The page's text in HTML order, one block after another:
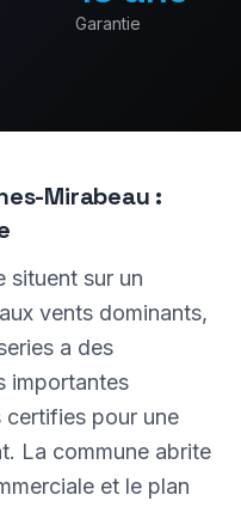
Garantie
Mirabeau :
situent sur un
vents dominants,
a des
importantes
pour une
La commune abrite
et le plan